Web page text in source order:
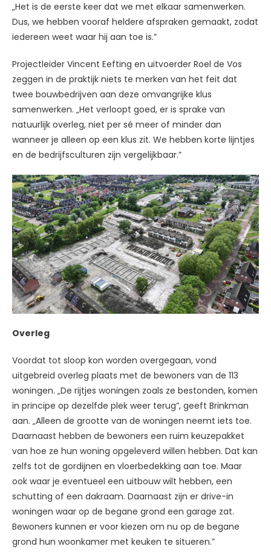
„Het is de eerste keer dat we met elkaar samenwerken.
Dus, we hebben vooraf heldere afspraken gemaakt, zodat
iedereen weet waar hij aan toe is.”
Projectleider Vincent Eefting en uitvoerder Roel de Vos
zeggen in de praktijk niets te merken van het feit dat
twee bouwbedrijven aan deze omvangrijke klus
samenwerken. „Het verloopt goed, er is sprake van
natuurlijk overleg, niet per sé meer of minder dan
wanneer je alleen op een klus zit. We hebben korte lijntjes
en de bedrijfsculturen zijn vergelijkbaar.”
Overleg
Voordat tot sloop kon worden overgegaan, vond
uitgebreid overleg plaats met de bewoners van de 113
woningen. „De rijtjes woningen zoals ze bestonden, komen
in principe op dezelfde plek weer terug”, geeft Brinkman
aan. „Alleen de grootte van de woningen neemt iets toe.
Daarnaast hebben de bewoners een ruim keuzepakket
van hoe ze hun woning opgeleverd willen hebben. Dat kan
zelfs tot de gordijnen en vloerbedekking aan toe. Maar
ook waar je eventueel een uitbouw wilt hebben, een
schutting of een dakraam. Daarnaast zijn er drive-in
woningen waar op de begane grond een garage zat.
Bewoners kunnen er voor kiezen om nu op de begane
grond hun woonkamer met keuken te situeren.”